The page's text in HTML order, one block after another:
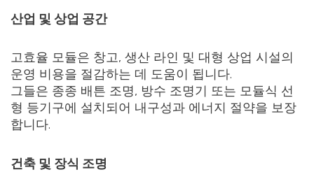
산업 및 상업 공간
고효율 모듈은 창고, 생산 라인 및 대형 상업 시설의
운영 비용을 절감하는 데 도움이 됩니다.
그들은 종종 배튼 조명, 방수 조명기 또는 모듈식 선
형 등기구에 설치되어 내구성과 에너지 절약을 보장
합니다.
건축 및 장식 조명